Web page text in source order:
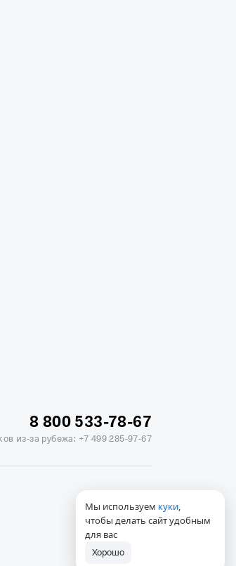
Отель Измайлово Альфа
8 800 533-78-67
из-за рубежа: +7 499 285-97-67
Мы используем куки,
чтобы делать сайт удобным
для вас
Хорошо